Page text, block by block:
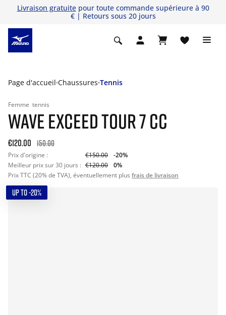
Livraison gratuitepour toute commande supérieure à 90
€ | Retours sous 20 jours
Page d'accueil Chaussures Tennis
Femme tennis
WAVE EXCEED TOUR 7 CC
€120.00 150.00
Prix d'origine : €150.00
-20%
Meilleur prix sur 30 jours : €120.00
0%
Prix TTC (20% de TVA), éventuellement plus frais de livraison
UP TO -20%